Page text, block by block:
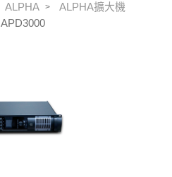
ALPHA
ALPHA擴大機
APD3000